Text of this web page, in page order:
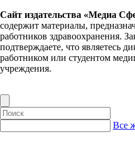
Сайт издательства «Медиа
содержит материалы,
работников здравоохранения.
подтверждаете, что являетесь
работником или студентом
учреждения.
Все